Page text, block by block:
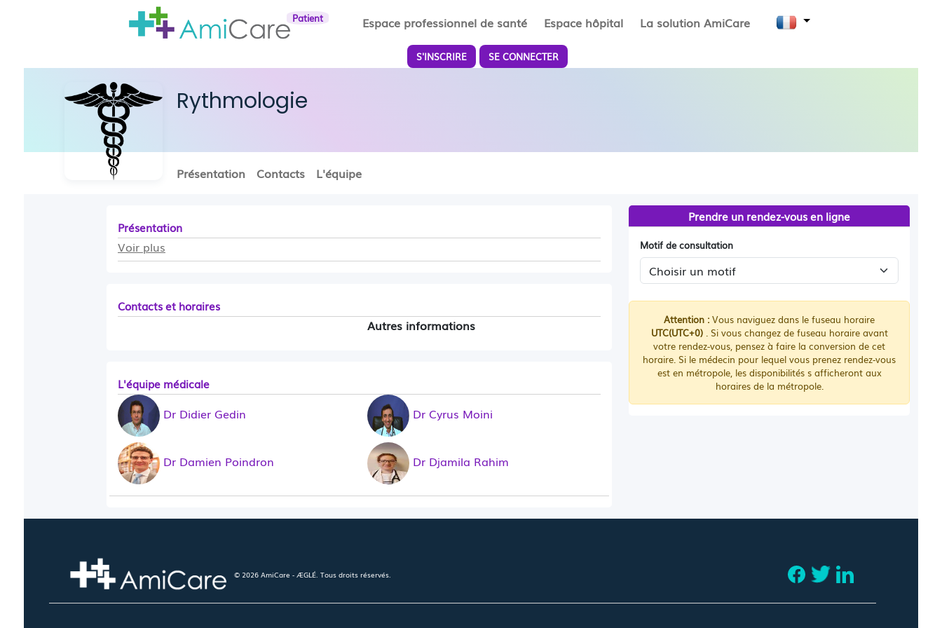
Patient Espace professionnel de santé Espace hôpital La solution AmiCare
S'INSCRIRE SE CONNECTER
Rythmologie
Présentation Contacts L'équipe
Présentation
Voir plus
Contacts et horaires
Autres informations
L'équipe médicale
Dr Didier Gedin Dr Cyrus Moini
Dr Damien Poindron Dr Djamila Rahim
Prendre un rendez-vous en ligne
Motif de consultation
Attention : Vous naviguez dans le fuseau horaire
UTC(UTC+0). Si vous changez de fuseau horaire avant
votre rendez-vous, pensez à faire la conversion de cet
horaire. Si le médecin pour lequel vous prenez rendez-vous
est en métropole, les disponibilités s afficheront aux
horaires de la métropole.
© 2026 AmiCare - ÆGLÉ. Tous droits réservés.